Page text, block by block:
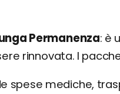
Permanenza è
rinnovata. I
spese mediche,